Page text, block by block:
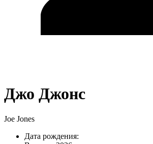
Джо Джонс
Joe Jones
Дата рождения: